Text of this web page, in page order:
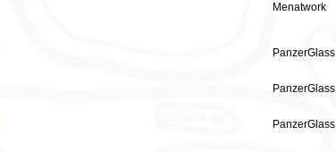
Menatwork
PanzerGlass
PanzerGlass
PanzerGlass